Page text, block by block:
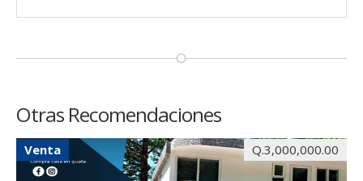
Otras Recomendaciones
Venta Q.3,000,000.00